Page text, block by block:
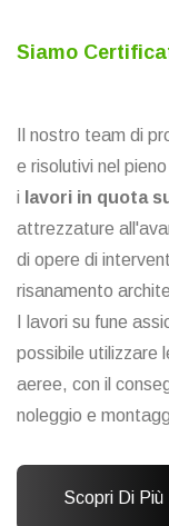
Siamo
Il nostro team di
e risolutivi nel
i lavori in quota
attrezzature
di opere di
risanamento
I lavori su fune
possibile utilizzare
aeree, con il
noleggio e
Scopri Di Più